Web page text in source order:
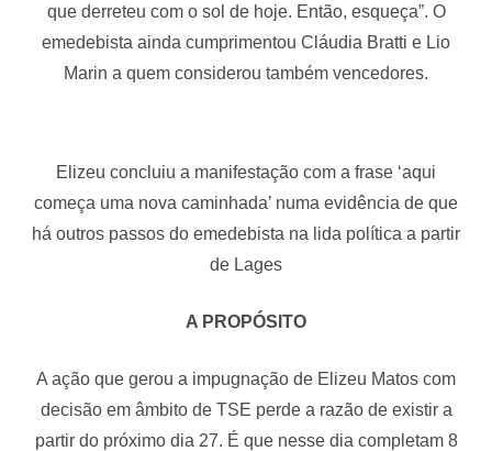
que derreteu com o sol de hoje. Então, esqueça”. O
emedebista ainda cumprimentou Cláudia Bratti e Lio
Marin a quem considerou também vencedores.
Elizeu concluiu a manifestação com a frase ‘aqui
começa uma nova caminhada’ numa evidência de que
há outros passos do emedebista na lida política a partir
de Lages
A PROPÓSITO
A ação que gerou a impugnação de Elizeu Matos com
decisão em âmbito de TSE perde a razão de existir a
partir do próximo dia 27. É que nesse dia completam 8